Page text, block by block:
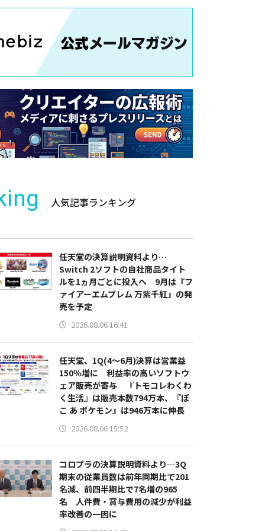
人気記事ランキング
任天堂の決算説明資料より…
Switch 2ソフトの自社商品タイト
ルを1ヵ月ごとに投入へ 9月は『フ
ァイアーエムブレム 万紫千紅』の発
売を予定
2026.08.06 16:41
任天堂、1Q(4～6月)決算は営業益
150％増に 利益率の高いソフトウ
ェア販売が寄与 『トモコレわくわ
く生活』は販売本数794万本、『ぽ
こ あ ポケモン』は946万本に伸長
2026.08.06 15:52
コロプラの決算説明資料より…3Q
期末の従業員数は前年同期比で201
名減、前四半期比で7名増の965
名 人件費・賞与費用の減少が利益
率改善の一因に